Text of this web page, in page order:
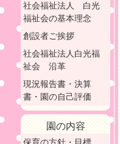
社会福祉法人 白光
福祉会の基本理念
創設者ご挨拶
社会福祉法人白光福
祉会 沿革
現況報告書・決算
書・園の自己評価
園の内容